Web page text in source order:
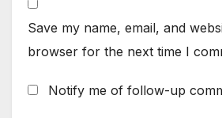
Save my name, email, and
browser for the next time I
Notify me of follow-up